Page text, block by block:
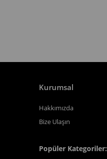
Kurumsal
Hakkımızda
Bize Ulaşın
Popüler Kategoriler: